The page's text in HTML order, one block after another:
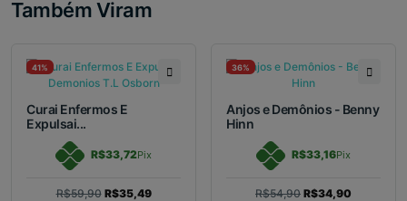
Também Viram
41%
Curai Enfermos E
Expulsai...
R$33,72Pix
R$59,90 R$35,49
36%
Anjos e Demônios - Benny
Hinn
R$33,16Pix
R$54,90 R$34,90